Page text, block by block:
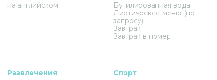
на английском
Бутилированная вода
Диетическое меню (по
запросу)
Завтрак
Завтрак в номер
Развлечения
Спорт